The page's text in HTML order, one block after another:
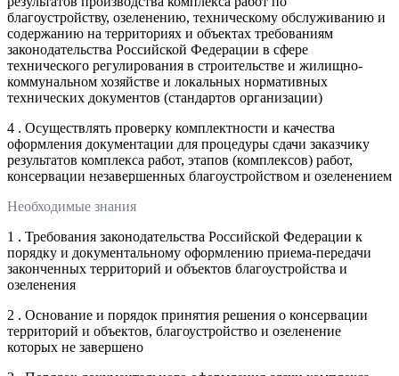
благоустройству, озеленению, техническому обслуживанию и
содержанию на территориях и объектах требованиям
законодательства Российской Федерации в сфере
технического регулирования в строительстве и жилищно-
коммунальном хозяйстве и локальных нормативных
технических документов (стандартов организации)
4 . Осуществлять проверку комплектности и качества
оформления документации для процедуры сдачи заказчику
результатов комплекса работ, этапов (комплексов) работ,
консервации незавершенных благоустройством и озеленением
Необходимые знания
1 . Требования законодательства Российской Федерации к
порядку и документальному оформлению приема-передачи
законченных территорий и объектов благоустройства и
озеленения
2 . Основание и порядок принятия решения о консервации
территорий и объектов, благоустройство и озеленение
которых не завершено